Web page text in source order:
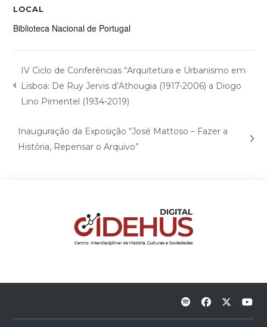
LOCAL
Biblioteca Nacional de Portugal
IV Ciclo de Conferências “Arquitetura e Urbanismo em
Lisboa: De Ruy Jervis d’Athougia (1917-2006) a Diogo
Lino Pimentel (1934-2019)
Inauguração da Exposição “José Mattoso – Fazer a
História, Repensar o Arquivo”